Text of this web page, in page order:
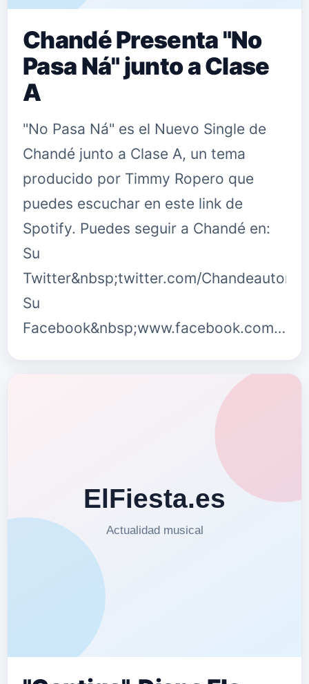
Chandé Presenta "No
Pasa Ná" junto a Clase
A
"No Pasa Ná" es el Nuevo Single de
Chandé junto a Clase A, un tema
producido por Timmy Ropero que
puedes escuchar en este link de
Spotify. Puedes seguir a Chandé en:
Su
Twitter&nbsp;twitter.com/Chandeautor
Su
Facebook&nbsp;www.facebook.com/